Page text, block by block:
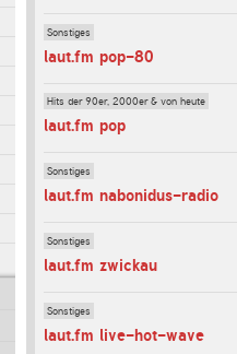
Sonstiges
laut.fm pop-80
Hits der 90er, 2000er & von heute
laut.fm pop
Sonstiges
laut.fm nabonidus-radio
Sonstiges
laut.fm zwickau
Sonstiges
laut.fm live-hot-wave